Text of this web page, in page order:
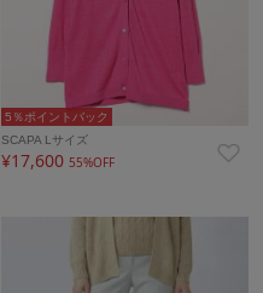
5％ポイントバック
SCAPA Lサイズ
¥17,600 55%OFF